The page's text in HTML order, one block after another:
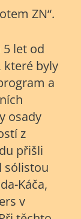
ZN“.
let od
které byly
a
osady
z
přišli
sólistou
Káča,
v